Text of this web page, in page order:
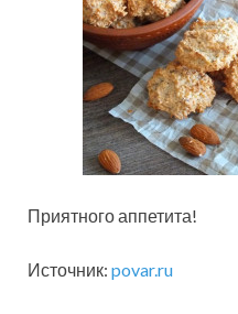
Приятного аппетита!
Источник: povar.ru